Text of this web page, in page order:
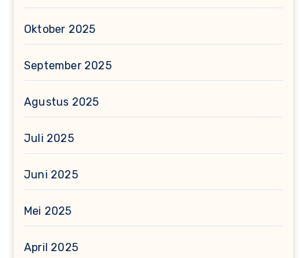
Oktober 2025
September 2025
Agustus 2025
Juli 2025
Juni 2025
Mei 2025
April 2025